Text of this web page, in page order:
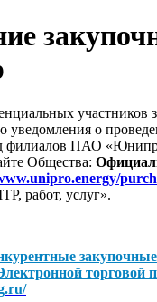
участников
уведомления о
филиалов ПАО
Общества:
работ, услуг».
торговой